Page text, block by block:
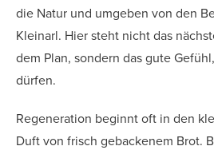
die Natur und umgeben von den
Kleinarl. Hier steht nicht das
dem Plan, sondern das gute
dürfen.
Regeneration beginnt oft in den
Duft von frisch gebackenem Brot.